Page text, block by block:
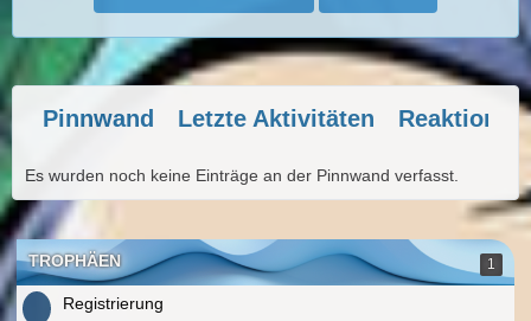
Pinnwand Letzte Aktivitäten Reaktionen
Es wurden noch keine Einträge an der Pinnwand verfasst.
TROPHÄEN 1
Registrierung